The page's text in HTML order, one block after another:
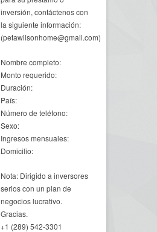
inversión, contáctenos con
la siguiente información:
(petawilsonhome@gmail.com)
Nombre completo:
Monto requerido:
Duración:
País:
Número de teléfono:
Sexo:
Ingresos mensuales:
Domicilio:
Nota: Dirigido a inversores
serios con un plan de
negocios lucrativo.
Gracias.
+1 (289) 542-3301